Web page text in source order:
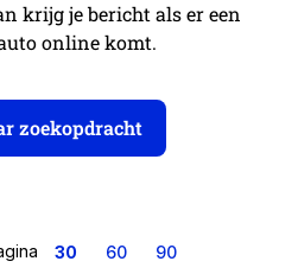
krijg je bericht als er een
online komt.
zoekopdracht
30 60
90